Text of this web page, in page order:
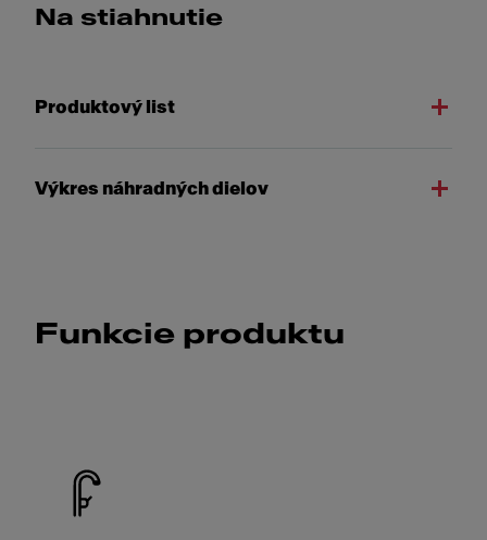
Na stiahnutie
Produktový list
Výkres náhradných dielov
Funkcie produktu